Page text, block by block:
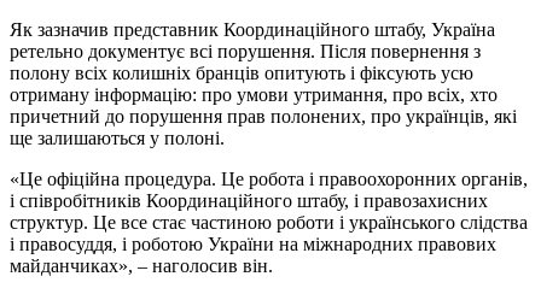
Як зазначив представник Координаційного штабу, Україна
ретельно документує всі порушення. Після повернення з
полону всіх колишніх бранців опитують і фіксують усю
отриману інформацію: про умови утримання, про всіх, хто
причетний до порушення прав полонених, про українців, які
ще залишаються у полоні.
«Це офіційна процедура. Це робота і правоохоронних органів,
і співробітників Координаційного штабу, і правозахисних
структур. Це все стає частиною роботи і українського слідства
і правосуддя, і роботою України на міжнародних правових
майданчиках», – наголосив він.